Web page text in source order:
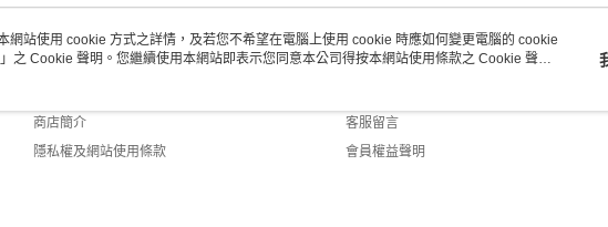
關於我們
商店簡介
隱私權及網站使用條款
客服資訊
客服留言
會員權益聲明
網站使用 cookie 方式之詳情，及若您不希望在電腦上使用 cookie 時應如何變更電腦的 cookie
」之 Cookie 聲明。您繼續使用本網站即表示您同意本公司得按本網站使用條款之 Cookie 聲明